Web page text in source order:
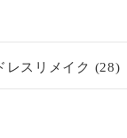
レスリメイク (28)